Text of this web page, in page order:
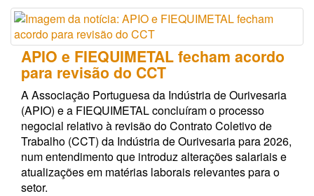
APIO e FIEQUIMETAL fecham acordo
para revisão do CCT
A Associação Portuguesa da Indústria de Ourivesaria
(APIO) e a FIEQUIMETAL concluíram o processo
negocial relativo à revisão do Contrato Coletivo de
Trabalho (CCT) da Indústria de Ourivesaria para 2026,
num entendimento que introduz alterações salariais e
atualizações em matérias laborais relevantes para o
setor.